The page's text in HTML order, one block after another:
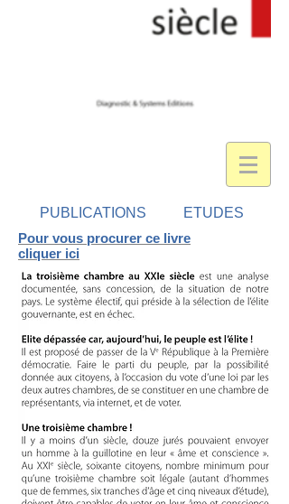
PUBLICATIONS
ETUDES
Pour vous procurer ce livre
cliquer ici